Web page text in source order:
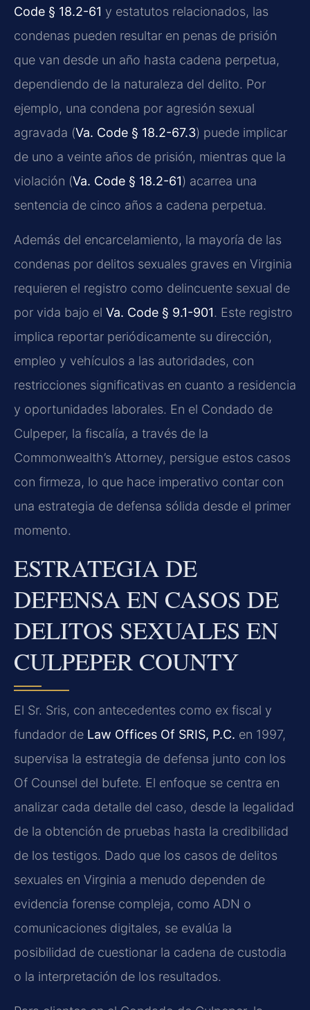
Code § 18.2-61 y estatutos relacionados, las
condenas pueden resultar en penas de prisión
que van desde un año hasta cadena perpetua,
dependiendo de la naturaleza del delito. Por
ejemplo, una condena por agresión sexual
agravada (Va. Code § 18.2-67.3) puede implicar
de uno a veinte años de prisión, mientras que la
violación (Va. Code § 18.2-61) acarrea una
sentencia de cinco años a cadena perpetua.
Además del encarcelamiento, la mayoría de las
condenas por delitos sexuales graves en Virginia
requieren el registro como delincuente sexual de
por vida bajo el Va. Code § 9.1-901. Este registro
implica reportar periódicamente su dirección,
empleo y vehículos a las autoridades, con
restricciones significativas en cuanto a residencia
y oportunidades laborales. En el Condado de
Culpeper, la fiscalía, a través de la
Commonwealth’s Attorney, persigue estos casos
con firmeza, lo que hace imperativo contar con
una estrategia de defensa sólida desde el primer
momento.
ESTRATEGIA DE
DEFENSA EN CASOS DE
DELITOS SEXUALES EN
CULPEPER COUNTY
El Sr. Sris, con antecedentes como ex fiscal y
fundador de Law Offices Of SRIS, P.C. en 1997,
supervisa la estrategia de defensa junto con los
Of Counsel del bufete. El enfoque se centra en
analizar cada detalle del caso, desde la legalidad
de la obtención de pruebas hasta la credibilidad
de los testigos. Dado que los casos de delitos
sexuales en Virginia a menudo dependen de
evidencia forense compleja, como ADN o
comunicaciones digitales, se evalúa la
posibilidad de cuestionar la cadena de custodia
o la interpretación de los resultados.